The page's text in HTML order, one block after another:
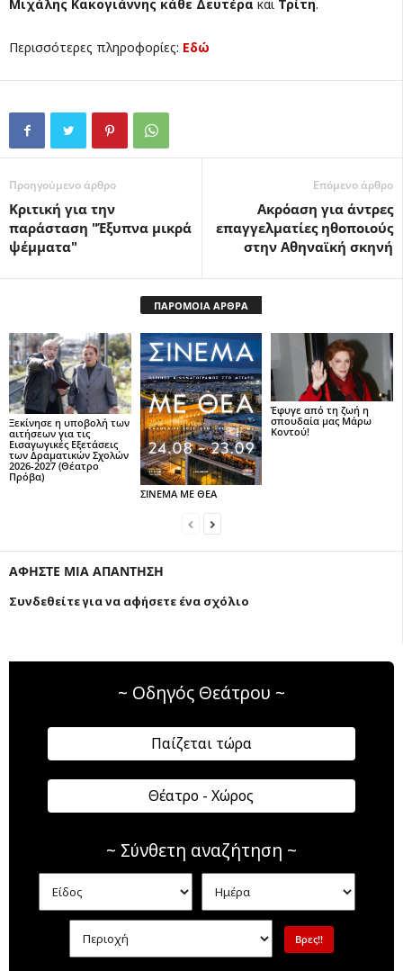
Μιχάλης Κακογιάννης κάθε Δευτέρα και Τρίτη.
Περισσότερες πληροφορίες: Εδώ
Προηγούμενο άρθρο
Κριτική για την
παράσταση "Έξυπνα μικρά
ψέμματα"
Επόμενο άρθρο
Aκρόαση για άντρες
επαγγελματίες ηθοποιούς
στην Αθηναϊκή σκηνή
ΠΑΡΟΜΟΙΑ ΑΡΘΡΑ
Ξεκίνησε η υποβολή των
αιτήσεων για τις
Εισαγωγικές Εξετάσεις
των Δραματικών Σχολών
2026-2027 (Θέατρο
Πρόβα)
ΣΙΝΕΜΑ ΜΕ ΘΕΑ
Έφυγε από τη ζωή η
σπουδαία μας Μάρω
Κοντού!
ΑΦΗΣΤΕ ΜΙΑ ΑΠΑΝΤΗΣΗ
Συνδεθείτε για να αφήσετε ένα σχόλιο
~ Οδηγός Θεάτρου ~
Παίζεται τώρα
Θέατρο - Χώρος
~ Σύνθετη αναζήτηση ~